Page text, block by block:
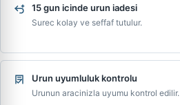
15 gun icinde urun iadesi
Surec kolay ve seffaf tutulur.
Urun uyumluluk kontrolu
Urunun aracinizla uyumu kontrol edilir.